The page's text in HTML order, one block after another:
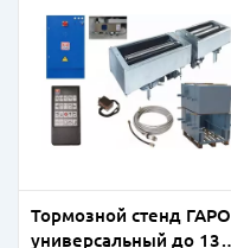
Тормозной стенд ГАРО
универсальный до 13